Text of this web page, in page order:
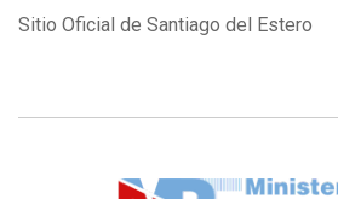
Sitio Oficial de Santiago del Estero